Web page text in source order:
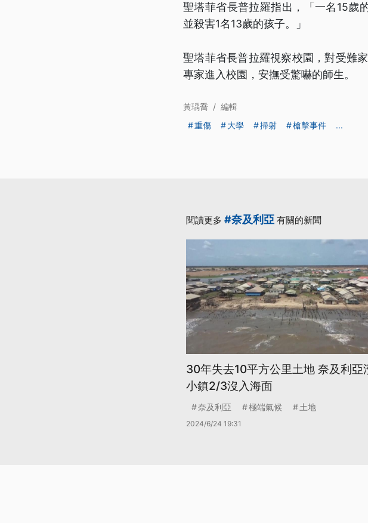
聖塔菲省長普拉羅指出，「一名15歲
並殺害1名13歲的孩子。」
聖塔菲省長普拉羅視察校園，對受難
專家進入校園，安撫受驚嚇的師生。
黃瑀喬 / 編輯
重傷
大學 掃射 槍擊事件 ...
閱讀更多 #奈及利亞 有關的新聞
30年失去10平方公里土地 奈及利亞
小鎮2/3沒入海面
奈及利亞 極端氣候 土地
2024/6/24 19:31